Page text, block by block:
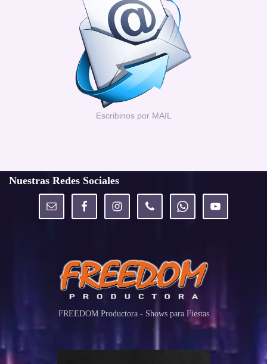
Escribinos por MAIL
Nuestras Redes Sociales
FREEDOM Productora - Shows para Fiestas